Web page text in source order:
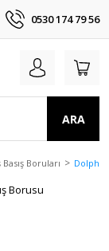
0530 174 79 56
ARA
Boruları Dolphin